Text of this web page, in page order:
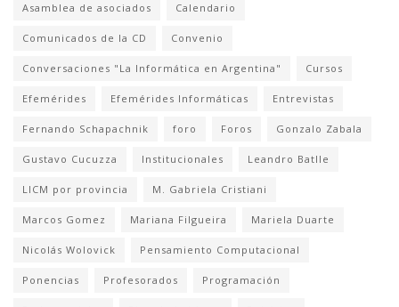
Asamblea de asociados Calendario
Comunicados de la CD Convenio
Conversaciones "La Informática en Argentina" Cursos
Efemérides Efemérides Informáticas Entrevistas
Fernando Schapachnik foro Foros Gonzalo Zabala
Gustavo Cucuzza Institucionales Leandro Batlle
LICM por provincia M. Gabriela Cristiani
Marcos Gomez Mariana Filgueira Mariela Duarte
Nicolás Wolovick Pensamiento Computacional
Ponencias Profesorados Programación